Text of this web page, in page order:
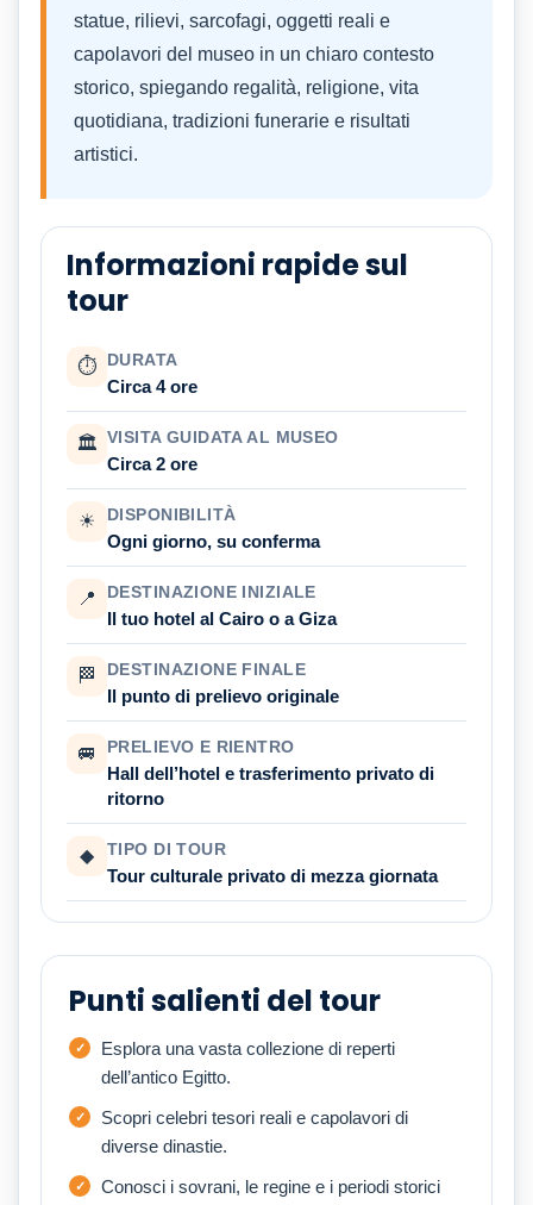
statue, rilievi, sarcofagi, oggetti reali e
capolavori del museo in un chiaro contesto
storico, spiegando regalità, religione, vita
quotidiana, tradizioni funerarie e risultati
artistici.
Informazioni rapide sul
tour
⏱ DURATA
Circa 4 ore
🏛 VISITA GUIDATA AL MUSEO
Circa 2 ore
☀ DISPONIBILITÀ
Ogni giorno, su conferma
📍 DESTINAZIONE INIZIALE
Il tuo hotel al Cairo o a Giza
🏁 DESTINAZIONE FINALE
Il punto di prelievo originale
🚐 PRELIEVO E RIENTRO
Hall dell’hotel e trasferimento privato di
ritorno
◆ TIPO DI TOUR
Tour culturale privato di mezza giornata
Punti salienti del tour
Esplora una vasta collezione di reperti
dell’antico Egitto.
Scopri celebri tesori reali e capolavori di
diverse dinastie.
Conosci i sovrani, le regine e i periodi storici